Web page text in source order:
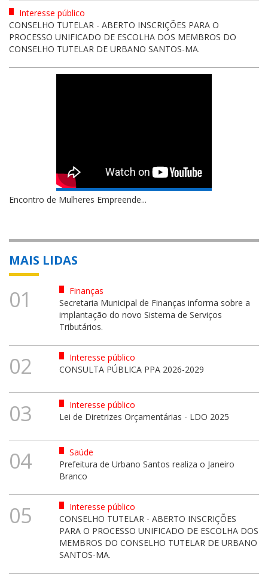
Interesse público
CONSELHO TUTELAR - ABERTO INSCRIÇÕES PARA O
PROCESSO UNIFICADO DE ESCOLHA DOS MEMBROS DO
CONSELHO TUTELAR DE URBANO SANTOS-MA.
Encontro de Mulheres Empreende...
MAIS LIDAS
01
Finanças
Secretaria Municipal de Finanças informa sobre a
implantação do novo Sistema de Serviços
Tributários.
02
Interesse público
CONSULTA PÚBLICA PPA 2026-2029
03
Interesse público
Lei de Diretrizes Orçamentárias - LDO 2025
04
Saúde
Prefeitura de Urbano Santos realiza o Janeiro
Branco
05
Interesse público
CONSELHO TUTELAR - ABERTO INSCRIÇÕES
PARA O PROCESSO UNIFICADO DE ESCOLHA DOS
MEMBROS DO CONSELHO TUTELAR DE URBANO
SANTOS-MA.